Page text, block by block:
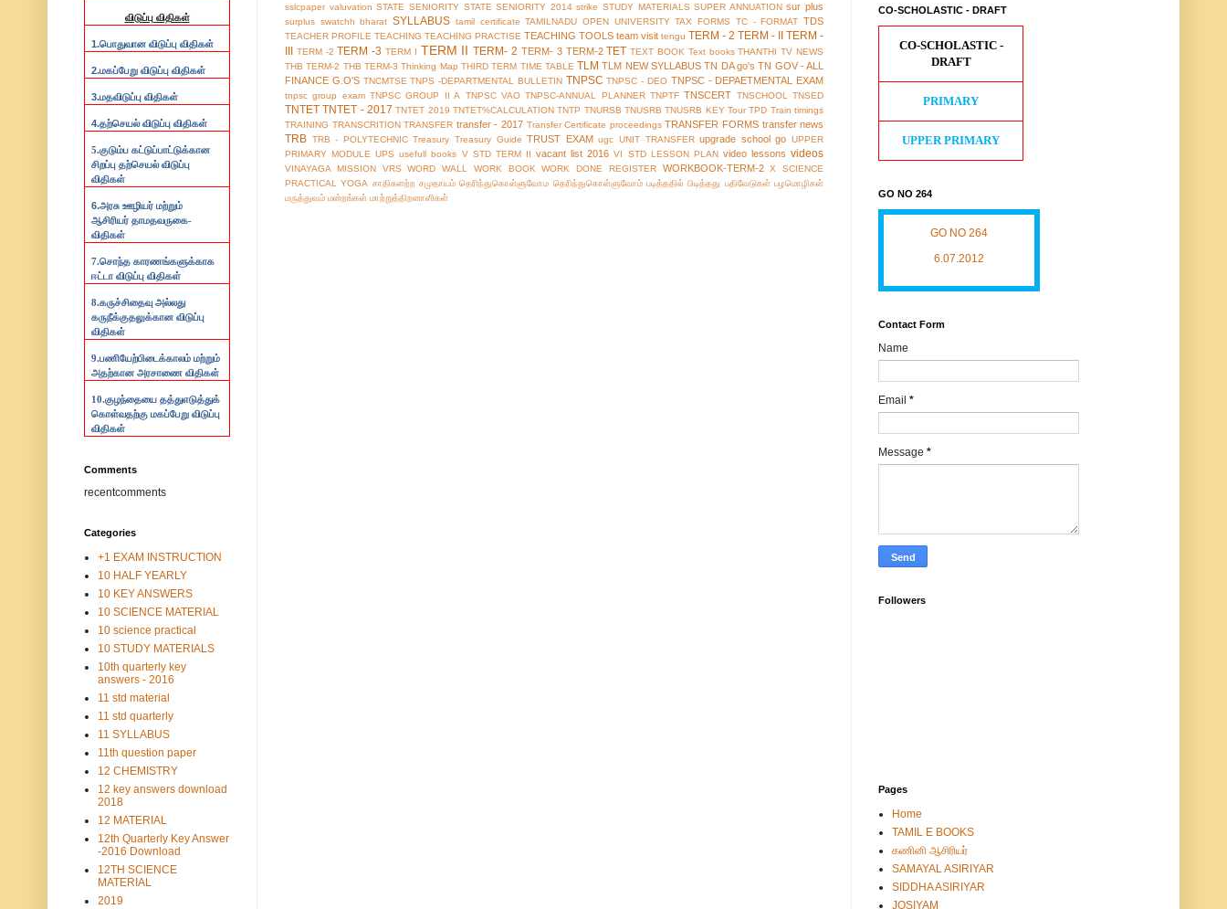
sslcpaper valuvation STATE SENIORITY STATE SENIORITY 2014 strike STUDY MATERIALS SUPER ANNUATION sur plus
surplus swatchh bharat SYLLABUS tamil certificate TAMILNADU OPEN UNIVERSITY TAX FORMS TC - FORMAT TDS
TEACHER PROFILE TEACHING TEACHING PRACTISE TEACHING TOOLS team visit tengu TERM - 2 TERM - II
TERM -
TERM -2 TERM -3 TERM I TERM II TERM- 2 TERM- 3 TERM-2 TET TEXT BOOK Text books THANTHI TV NEWS
THB TERM-2 THB TERM-3 Thinking Map THIRD TERM TIME TABLE TLM TLM NEW SYLLABUS TN DA go's TN GOV - ALL
FINANCE G.O'S TNCMTSE TNPS -DEPARTMENTAL BULLETIN TNPSC TNPSC - DEO TNPSC - DEPAETMENTAL EXAM
tnpsc group exam TNPSC GROUP II A TNPSC VAO TNPSC-ANNUAL PLANNER TNPTF TNSCERT TNSCHOOL TNSED
TNTET TNTET - 2017 TNTET 2019 TNTET%CALCULATION TNTP TNURSB TNUSRB TNUSRB KEY Tour TPD Train timings
TRAINING TRANSCRITION TRANSFER transfer - 2017 Transfer Certificate proceedings TRANSFER FORMS transfer news
TRB TRB - POLYTECHNIC Treasury Treasury Guide TRUST EXAM ugc UNIT TRANSFER upgrade school go UPPER
PRIMARY MODULE UPS usefull books V STD TERM II vacant list 2016 VI STD LESSON PLAN video lessons videos
VINAYAGA MISSION VRS WORD WALL WORK BOOK WORK DONE REGISTER WORKBOOK-TERM-2
X SCIENCE
PRACTICAL
YOGA சாதிகளற்ற சமுதாயம் தெரிந்துகொள்ளுவோம தெரிந்துகொள்ளுவோம் படித்ததில் பிடித்தது பதிவேடுகள் பழமொழிகள்
மருத்துவம் மன்றங்கள் மாற்றுத்திறனாளிகள்
விடுப்பு விதிகள்
1.பொதுவான விடுப்பு விதிகள்
2.மகப்பேறு விடுப்பு விதிகள்
3.மதவிடுப்பு விதிகள்
4.தற்செயல் விடுப்பு விதிகள்
5.குடும்ப கட்டுப்பாட்டுக்கான
சிறப்பு தற்செயல் விடுப்பு
விதிகள்
6.அரசு ஊழியர் மற்றும்
ஆசிரியர் தாமதவருகை-
விதிகள்
7.சொந்த காரணங்களுக்காக
ஈட்டா விடுப்பு விதிகள்
8.கருச்சிதைவு அல்லது
கருநீக்குதலுக்கான விடுப்பு
விதிகள்
9.பணியேற்பிடைக்காலம் மற்றும்
அதற்கான அரசாணை விதிகள்
10.குழந்தையை தத்துஎடுத்துக்
கொள்வதற்கு மகப்பேறு விடுப்பு
விதிகள்
Comments
recentcomments
Categories
+1 EXAM INSTRUCTION
10 HALF YEARLY
10 KEY ANSWERS
10 SCIENCE MATERIAL
10 science practical
10 STUDY MATERIALS
10th quarterly key
answers - 2016
11 std material
11 std quarterly
11 SYLLABUS
11th question paper
12 CHEMISTRY
12 key answers download
2018
12 MATERIAL
12th Quarterly Key Answer
-2016 Download
12TH SCIENCE
MATERIAL
2019
CO-SCHOLASTIC - DRAFT
CO-SCHOLASTIC -
DRAFT
PRIMARY
UPPER PRIMARY
GO NO 264
GO NO 264
6.07.2012
Contact Form
Name
Email *
Message *
Followers
Pages
Home
TAMIL E BOOKS
கணினி ஆசிரியர்
SAMAYAL ASIRIYAR
SIDDHA ASIRIYAR
JOSIYAM